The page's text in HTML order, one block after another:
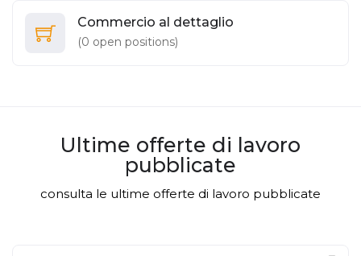
Commercio al dettaglio
(0 open positions)
Ultime offerte di lavoro
pubblicate
consulta le ultime offerte di lavoro pubblicate